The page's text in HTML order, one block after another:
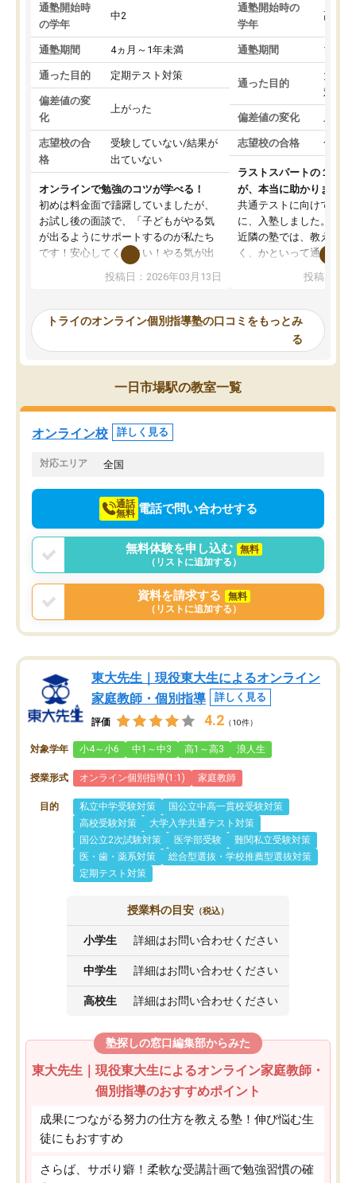
通塾開始時
の学年
中2
通塾期間 4ヵ月～1年未満
通った目的 定期テスト対策
偏差値の変
化
上がった
志望校の合
格
受験していない/結果が
出ていない
オンラインで勉強のコツが学べる！
初めは料金面で躊躇していましたが、
お試し後の面談で、「子どもがやる気
が出るようにサポートするのが私たち
です！安心してください！やる気が出
ないのは私たち講師の責任です」と言
ってくださり、確かに！と考えて、思
ったんですが、学生の先生から学ぶこ
み、徐々に成績が上がったらいいなと
思っていました。何が今足りないのか
を的確に指導いただき、子どももびっ
くりするほど楽しんでやる気を持って
塾を受けています。狙い通り、少しず
つ成績も上がり、苦手意識も無くなっ
てきたので、さらに苦手な数学も追加
でお願いしました。来年の高校受験に
投稿日：2026年03月13日
通塾開始時の
学年
高3
通塾期間 1～3
通った目的
大学
対策
偏差値の変化
志望校の合格 合格
ラストスパートの１か月
が、本当に助かりました
共通テストに向けての追
に、入塾しました。田舎
近隣の塾では、教えても
く、かといって通うには
可能なので本当に助か
らないところをピンポイ
頂いて、とてもわかり
していました。一生を
スト、多少お金がかかっ
思い切って入塾してよか
投稿日：
トライのオンライン個別指導塾の口コミをもっとみ
る
一日市場駅の教室一覧
オンライン校 詳しく見る
対応エリア 全国
通話
無料 電話で問い合わせする
無料体験を申し込む
無料
（リストに追加する）
資料を請求する
無料
（リストに追加する）
東大先生｜現役東大生によるオンライン
家庭教師・個別指導
詳しく見る
評価 4.2 （10件）
対象学年 小4～小6 中1～中3 高1～高3 浪人生
授業形式 オンライン個別指導(1:1) 家庭教師
目的 私立中学受験対策
国公立中高一貫校受験対策
高校受験対策
大学入学共通テスト対策
国公立2次試験対策
医学部受験
難関私立受験対策
医・歯・薬系対策
総合型選抜・学校推薦型選抜対策
定期テスト対策
授業料の目安 （税込）
小学生 詳細はお問い合わせください
中学生 詳細はお問い合わせください
高校生 詳細はお問い合わせください
塾探しの窓口編集部からみた
東大先生｜現役東大生によるオンライン家庭教師・
個別指導のおすすめポイント
成果につながる努力の仕方を教える塾！伸び悩む生
徒にもおすすめ
さらば、サボり癖！柔軟な受講計画で勉強習慣の確